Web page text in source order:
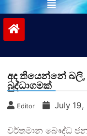
අද තියෙන්නේ
බුද්ධාගමක්
Editor July 19,
වර්තමාන බෞද්ධ